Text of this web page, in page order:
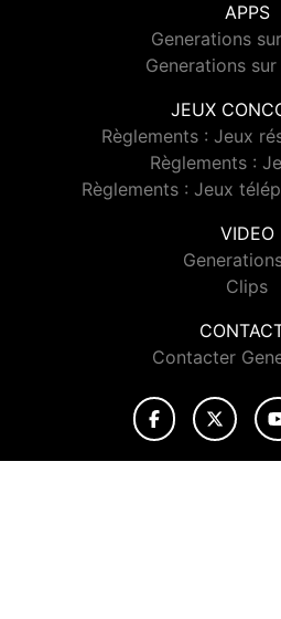
APPS
Generations
Generations
JEUX
Règlements : Jeux
Règlements :
Règlements : Jeux
VIDEO
Clips
Contacter